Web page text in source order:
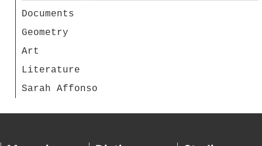
Documents
Geometry
Art
Literature
Sarah Affonso